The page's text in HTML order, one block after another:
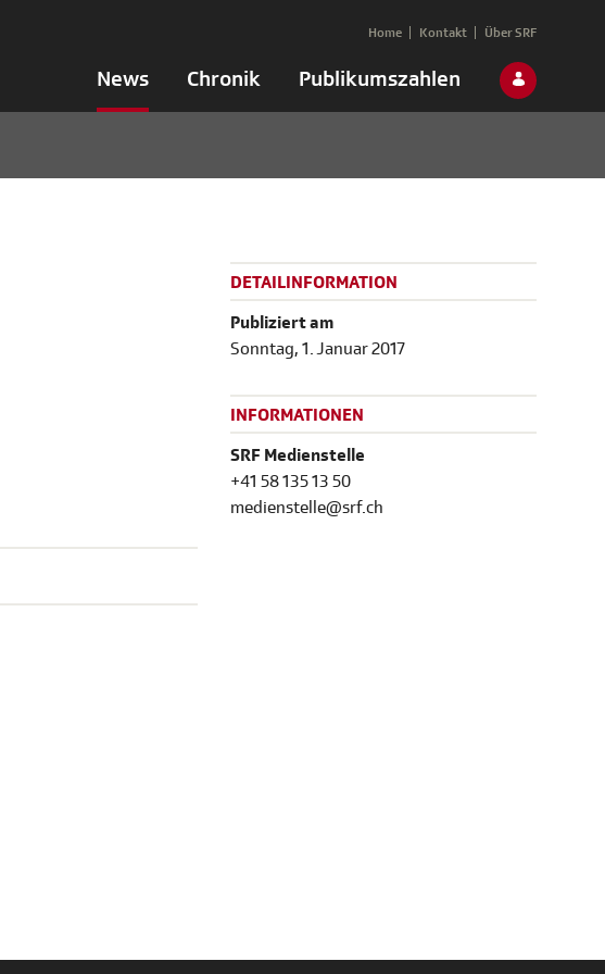
News Chronik Publikumszahlen
Home Kontakt Über SRF
DETAILINFORMATION
Publiziert am
Sonntag, 1. Januar 2017
INFORMATIONEN
SRF Medienstelle
+41 58 135 13 50
medienstelle@srf.ch